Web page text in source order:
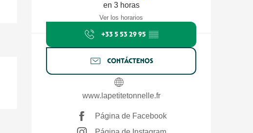
en 3 horas
Ver los horarios
+33 5 53 29 95 ▒▒
CONTÁCTENOS
www.lapetitetonnelle.fr
Página de Facebook